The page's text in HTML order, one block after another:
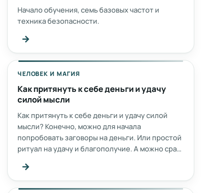
Начало обучения, семь базовых частот и
техника безопасности.
→
ЧЕЛОВЕК И МАГИЯ
Как притянуть к себе деньги и удачу
силой мысли
Как притянуть к себе деньги и удачу силой
мысли? Конечно, можно для начала
попробовать заговоры на деньги. Или простой
ритуал на удачу и благополучие. А можно сра…
→